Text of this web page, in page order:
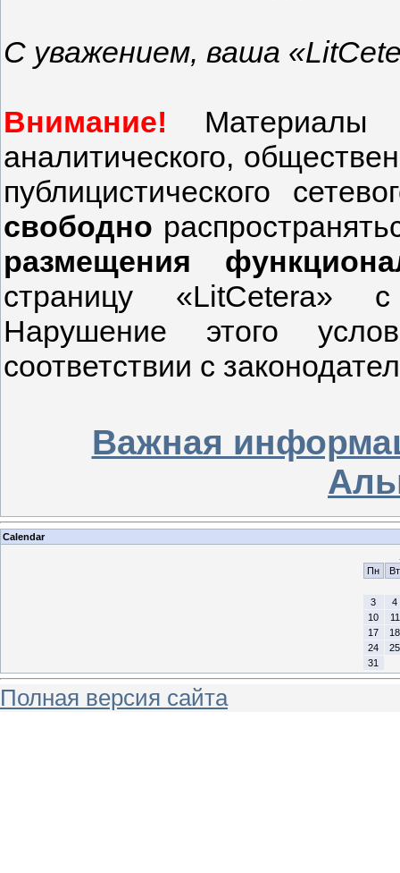
С уважением, ваша
Внимание! Материалы
аналитического,
публицистического
свободно
размещения
страницу «LitCetera»
Нарушение этого
соответствии с
Важная
Calendar
Пн
Вт
3
4
10
11
17
18
24
25
31
Полная версия сайта